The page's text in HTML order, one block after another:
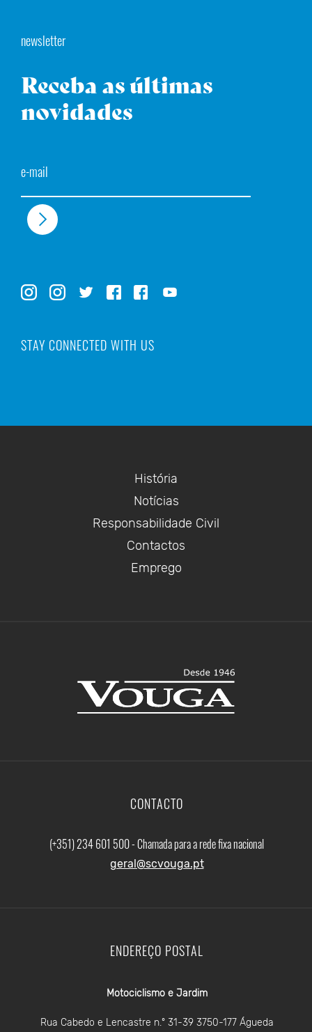
História
Notícias
Responsabilidade Civil
Contactos
Emprego
CONTACTO
(+351) 234 601 500 - Chamada para a rede fixa nacional
geral@scvouga.pt
ENDEREÇO POSTAL
Motociclismo e Jardim
Rua Cabedo e Lencastre n.º 31-39 3750-177 Águeda
newsletter
Receba as últimas
novidades
Email
STAY CONNECTED WITH US